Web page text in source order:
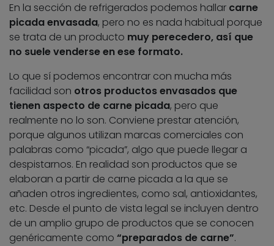
En la sección de refrigerados podemos hallar carne
picada envasada, pero no es nada habitual porque
se trata de un producto muy perecedero, así que
no suele venderse en ese formato.
Lo que sí podemos encontrar con mucha más
facilidad son otros productos envasados que
tienen aspecto de carne picada, pero que
realmente no lo son. Conviene prestar atención,
porque algunos utilizan marcas comerciales con
palabras como “picada”, algo que puede llegar a
despistarnos. En realidad son productos que se
elaboran a partir de carne picada a la que se
añaden otros ingredientes, como sal, antioxidantes,
etc. Desde el punto de vista legal se incluyen dentro
de un amplio grupo de productos que se conocen
genéricamente como “preparados de carne”.